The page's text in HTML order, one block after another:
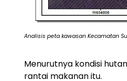
Analisis peta kawasan Kecamatan
Menurutnya kondisi
rantai makanan itu.